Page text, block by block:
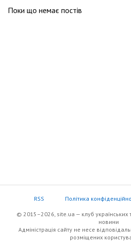
Поки що немає постів
RSS Політика
© 2015–2026, site.ua — клуб українських
новини
Адміністрація сайту не несе
розміщених